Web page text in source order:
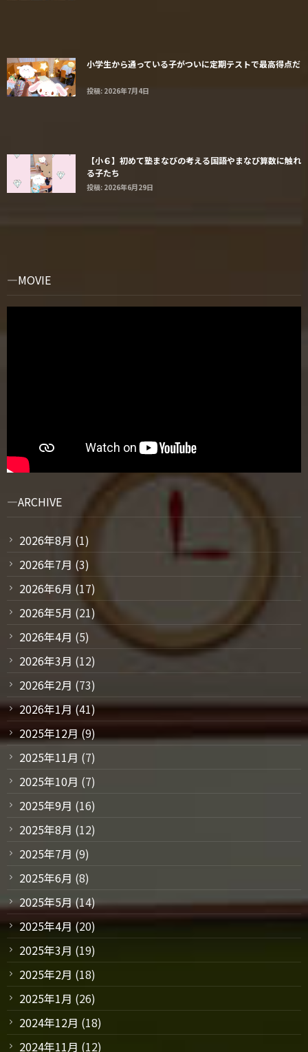
小学生から通っている子がついに定期テストで最高得点だ
投稿: 2026年7月4日
【小６】初めて塾まなびの考える国語やまなび算数に触れ
る子たち
投稿: 2026年6月29日
MOVIE
ARCHIVE
2026年8月 (1)
2026年7月 (3)
2026年6月 (17)
2026年5月 (21)
2026年4月 (5)
2026年3月 (12)
2026年2月 (73)
2026年1月(41)
2025年12月 (9)
2025年11月 (7)
2025年10月 (7)
2025年9月 (16)
2025年8月 (12)
2025年7月 (9)
2025年6月 (8)
2025年5月 (14)
2025年4月 (20)
2025年3月 (19)
2025年2月 (18)
2025年1月 (26)
2024年12月 (18)
2024年11月 (12)